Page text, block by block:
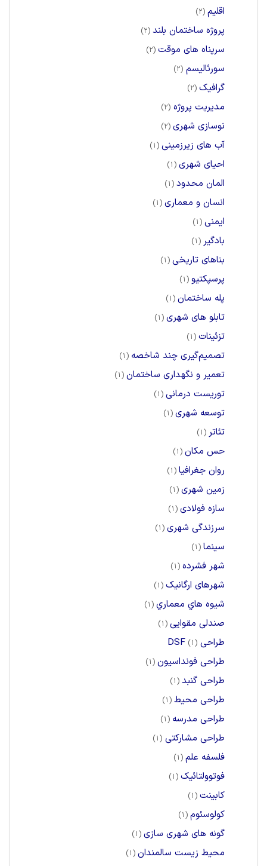
اقلیم (2)
پروژه ساختمان بلند (2)
سرپناه های موقت (2)
سورئالیسم (2)
گرافیک (2)
مدیریت پروژه (2)
نوسازی شهری (2)
آب های زیرزمینی (1)
احیای شهری (1)
المان محدود (1)
انسان و معماری (1)
ایمنی (1)
بادگیر (1)
بناهای تاریخی (1)
پرسپکتیو (1)
پله ساختمان (1)
تابلو های شهری (1)
تزئینات (1)
تصمیم‌گیری چند شاخصه (1)
تعمیر و نگهداری ساختمان (1)
توریست درمانی (1)
توسعه شهری (1)
تئاتر (1)
حس مکان (1)
روان جغرافیا (1)
زمین شهری (1)
سازه فولادی (1)
سرزندگی شهری (1)
سینما (1)
شهر فشرده (1)
شهرهای ارگانیک (1)
شيوه هاي معماري (1)
صندلی مقوایی (1)
طراحی DSF (1)
طراحی فونداسیون (1)
طراحی گنبد (1)
طراحی محیط (1)
طراحی مدرسه (1)
طراحی مشارکتی (1)
فلسفه علم (1)
فوتوولتائیک (1)
کابینت (1)
کولوسئوم (1)
گونه های شهری سازی (1)
محیط زیست سالمندان (1)